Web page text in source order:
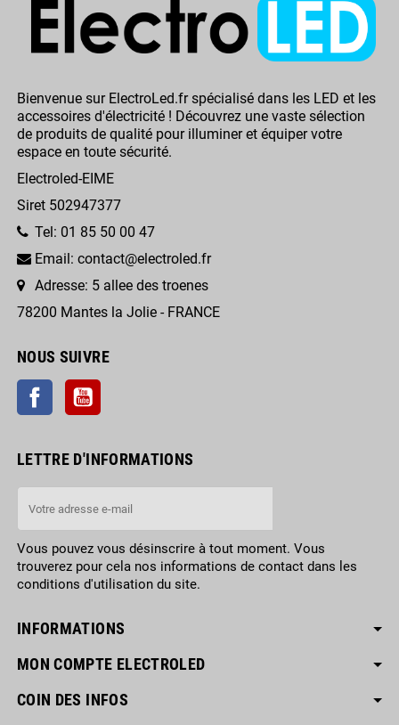
Bienvenue sur ElectroLed.fr spécialisé dans les LED et les
accessoires d'électricité ! Découvrez une vaste sélection
de produits de qualité pour illuminer et équiper votre
espace en toute sécurité.
Electroled-EIME
Siret 502947377
Tel: 01 85 50 00 47
Email: contact@electroled.fr
Adresse: 5 allee des troenes
78200 Mantes la Jolie - FRANCE
NOUS SUIVRE
FacebookYouTube
LETTRE D'INFORMATIONS
Vous pouvez vous désinscrire à tout moment. Vous
trouverez pour cela nos informations de contact dans les
conditions d'utilisation du site.
INFORMATIONS
MON COMPTE ELECTROLED
COIN DES INFOS